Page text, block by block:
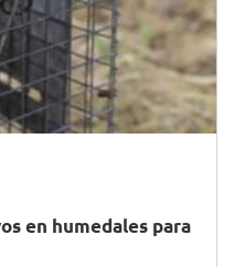
en humedales para